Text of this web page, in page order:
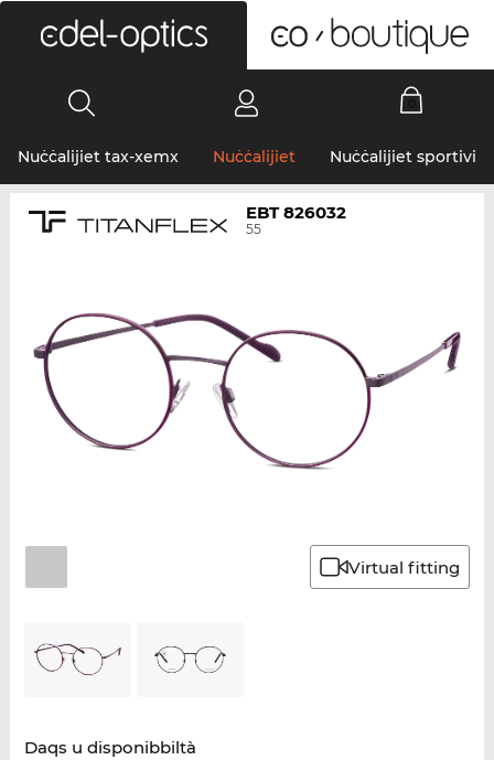
Nuċċalijiet tax-xemx Nuċċalijiet Nuċċalijiet sportivi
EBT 826032
55
Virtual fitting
Daqs u disponibbiltà